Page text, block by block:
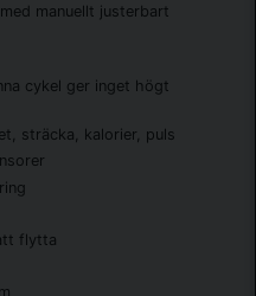
manuellt justerbart
cykel ger inget högt
sträcka, kalorier, puls
flytta